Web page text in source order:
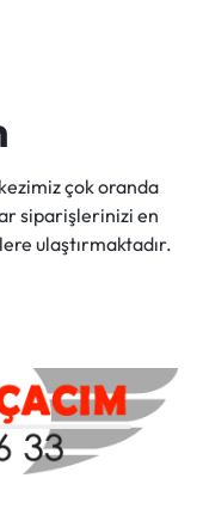
çok oranda
siparişlerinizi en
ulaştırmaktadır.